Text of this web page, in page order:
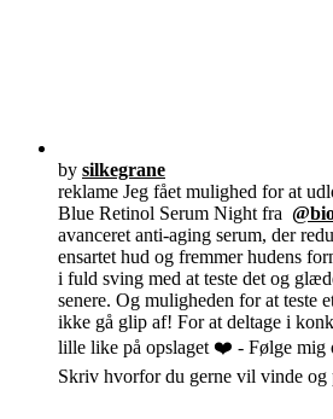
by silkegrane
reklame Jeg fået mulighed for at
Blue Retinol Serum Night fra
avanceret anti-aging serum, der
ensartet hud og fremmer hudens
i fuld sving med at teste det og
senere. Og muligheden for at teste
ikke gå glip af! For at deltage i
lille like på opslaget ❤️ - Følge mig
Skriv hvorfor du gerne vil vinde og